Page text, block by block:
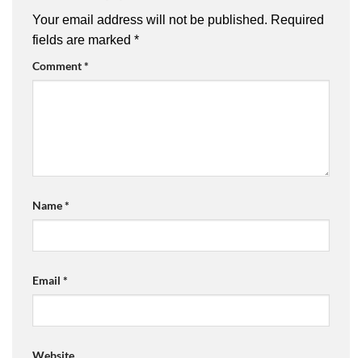
Your email address will not be published. Required
fields are marked *
Comment*
Name*
Email *
Website